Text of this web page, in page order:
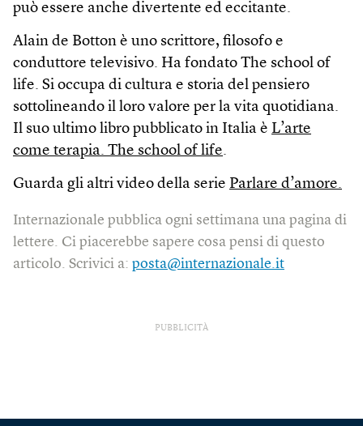
può essere anche divertente ed eccitante.
Alain de Botton è uno scrittore, filosofo e
conduttore televisivo. Ha fondato The school of
life. Si occupa di cultura e storia del pensiero
sottolineando il loro valore per la vita quotidiana.
Il suo ultimo libro pubblicato in Italia è L’arte
come terapia. The school of life.
Guarda gli altri video della serie Parlare d’amore.
Internazionale pubblica ogni settimana una pagina di
lettere. Ci piacerebbe sapere cosa pensi di questo
articolo. Scrivici a: posta@internazionale.it
PUBBLICITÀ